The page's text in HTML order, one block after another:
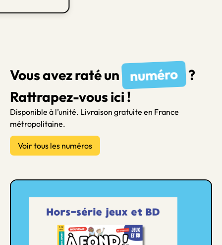
Vous avez raté un numéro ?
Rattrapez-vous ici !
Disponible à l’unité. Livraison gratuite en France
métropolitaine.
Voir tous les numéros